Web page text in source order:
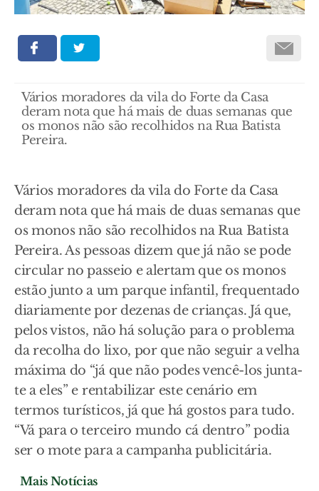
Vários moradores da vila do Forte da Casa
deram nota que há mais de duas semanas que
os monos não são recolhidos na Rua Batista
Pereira.
Vários moradores da vila do Forte da Casa
deram nota que há mais de duas semanas que
os monos não são recolhidos na Rua Batista
Pereira. As pessoas dizem que já não se pode
circular no passeio e alertam que os monos
estão junto a um parque infantil, frequentado
diariamente por dezenas de crianças. Já que,
pelos vistos, não há solução para o problema
da recolha do lixo, por que não seguir a velha
máxima do “já que não podes vencê-los junta-
te a eles” e rentabilizar este cenário em
termos turísticos, já que há gostos para tudo.
“Vá para o terceiro mundo cá dentro” podia
ser o mote para a campanha publicitária.
Mais Notícias